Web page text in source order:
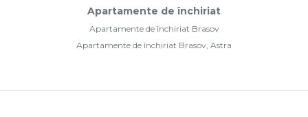
Apartamente de închiriat
Apartamente de închiriat Brasov
Apartamente de închiriat Brasov, Astra